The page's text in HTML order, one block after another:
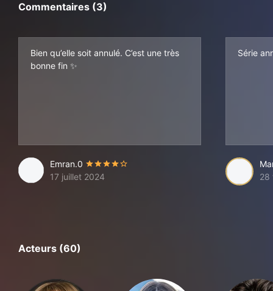
Commentaires (3)
Bien qu’elle soit annulé. C’est une très
bonne fin ✨
Emran.0
17 juillet 2024
Série
28
Acteurs (60)